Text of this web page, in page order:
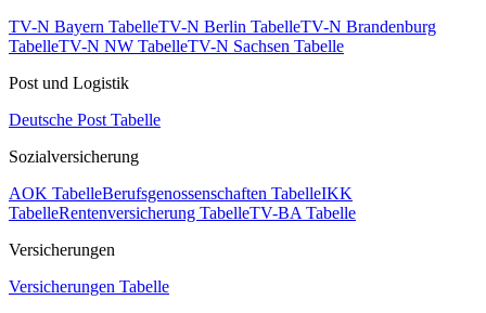
TV-N Bayern TabelleTV-N Berlin TabelleTV-N Brandenburg
TabelleTV-N NW TabelleTV-N Sachsen Tabelle
Post und Logistik
Deutsche Post Tabelle
Sozialversicherung
AOK TabelleBerufsgenossenschaften TabelleIKK
TabelleRentenversicherung TabelleTV-BA Tabelle
Versicherungen
Versicherungen Tabelle